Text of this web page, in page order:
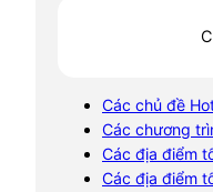
Các chủ đề
Các chương
Các địa điểm
Các địa điểm